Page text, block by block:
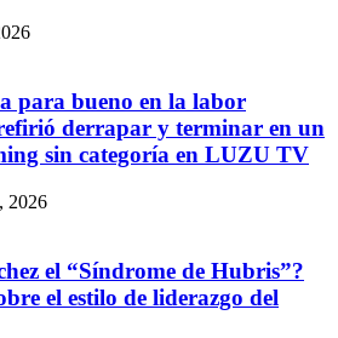
para bueno en la labor
derrapar y terminar en un
sin categoría en LUZU TV
2026
el “Síndrome de Hubris”?
el estilo de liderazgo del